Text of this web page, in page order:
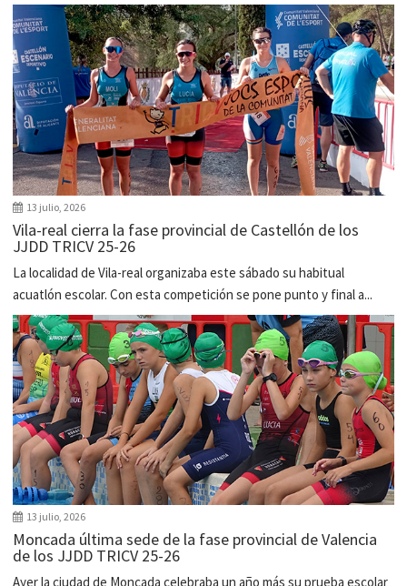
13 julio, 2026
Vila-real cierra la fase provincial de Castellón de los
JJDD TRICV 25-26
La localidad de Vila-real organizaba este sábado su habitual
acuatlón escolar. Con esta competición se pone punto y final a...
13 julio, 2026
Moncada última sede de la fase provincial de Valencia
de los JJDD TRICV 25-26
Ayer la ciudad de Moncada celebraba un año más su prueba escolar